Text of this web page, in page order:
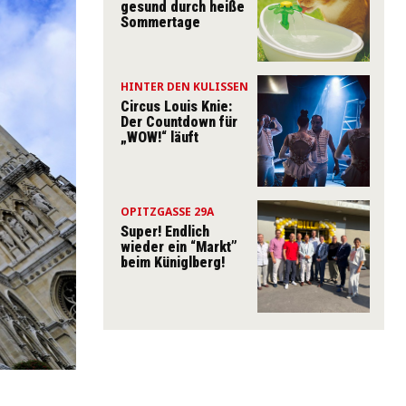
gesund durch heiße
Sommertage
HINTER DEN KULISSEN
Circus Louis Knie:
Der Countdown für
„WOW!“ läuft
OPITZGASSE 29A
Super! Endlich
wieder ein “Markt”
beim Küniglberg!